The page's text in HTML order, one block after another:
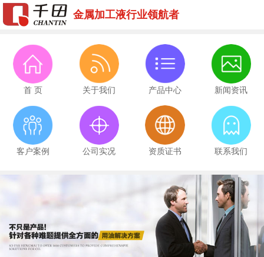
金属加工液行业领航者
首 页 关于我们 产品中心 新闻资讯
客户案例 公司实况 资质证书 联系我们